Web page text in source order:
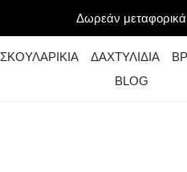
Δωρεάν
ΣΚΟΥΛΑΡΙΚΙΑ ΔΑΧΤΥΛΙΔΙΑ
BLOG